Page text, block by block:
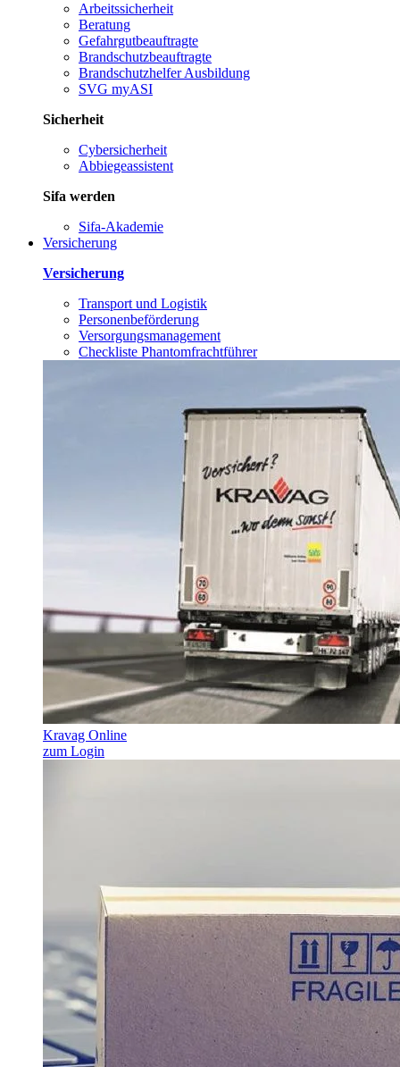
Arbeitssicherheit
Beratung
Gefahrgutbeauftragte
Brandschutzbeauftragte
Brandschutzhelfer Ausbildung
SVG myASI
Sicherheit
Cybersicherheit
Abbiegeassistent
Sifa werden
Sifa-Akademie
Versicherung
Versicherung
Transport und Logistik
Personenbeförderung
Versorgungsmanagement
Checkliste Phantomfrachtführer
Kravag Online
zum Login